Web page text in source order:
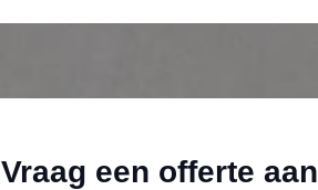
Vraag een offerte aan